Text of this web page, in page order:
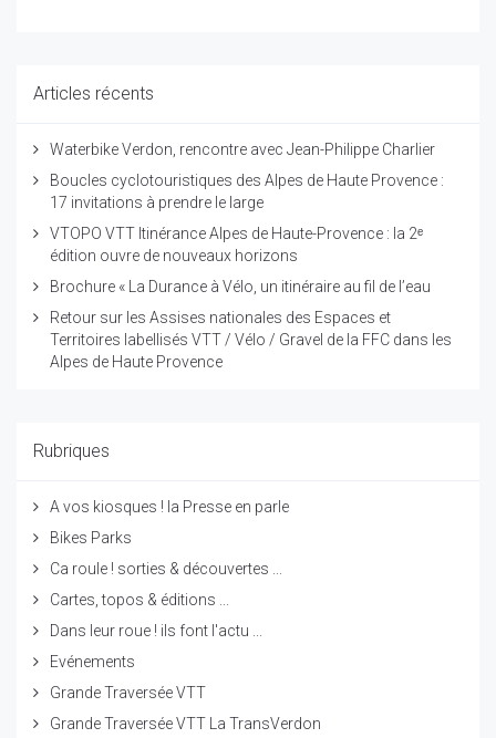
Articles récents
Waterbike Verdon, rencontre avec Jean-Philippe Charlier
Boucles cyclotouristiques des Alpes de Haute Provence :
17 invitations à prendre le large
VTOPO VTT Itinérance Alpes de Haute-Provence : la 2ᵉ
édition ouvre de nouveaux horizons
Brochure « La Durance à Vélo, un itinéraire au fil de l’eau
Retour sur les Assises nationales des Espaces et
Territoires labellisés VTT / Vélo / Gravel de la FFC dans les
Alpes de Haute Provence
Rubriques
A vos kiosques ! la Presse en parle
Bikes Parks
Ca roule ! sorties & découvertes ...
Cartes, topos & éditions ...
Dans leur roue ! ils font l'actu ...
Evénements
Grande Traversée VTT
Grande Traversée VTT La TransVerdon